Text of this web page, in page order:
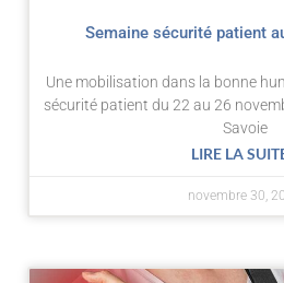
Semaine sécurité patient
Une mobilisation dans la bonne
sécurité patient du 22 au 26
Savoie
LIRE LA
novembre 30,